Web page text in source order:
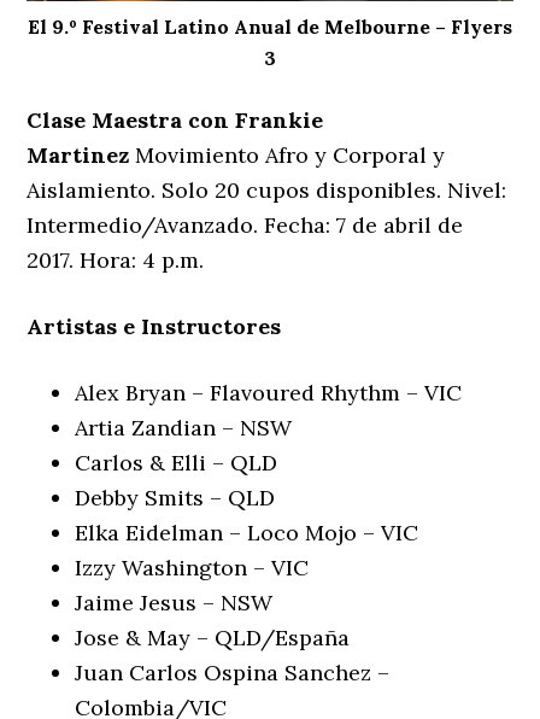
El 9.º Festival Latino Anual de Melbourne – Flyers
3
Clase Maestra con Frankie
Martinez Movimiento Afro y Corporal y
Aislamiento. Solo 20 cupos disponibles. Nivel:
Intermedio/Avanzado. Fecha: 7 de abril de
2017. Hora: 4 p.m.
Artistas e Instructores
Alex Bryan – Flavoured Rhythm – VIC
Artia Zandian – NSW
Carlos & Elli – QLD
Debby Smits – QLD
Elka Eidelman – Loco Mojo – VIC
Izzy Washington – VIC
Jaime Jesus – NSW
Jose & May – QLD/España
Juan Carlos Ospina Sanchez –
Colombia/VIC